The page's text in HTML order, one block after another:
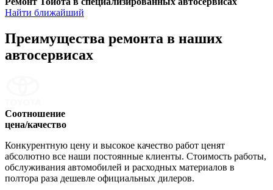
Найти ближайший
Преимущества ремонта в наших
автосервисах
Соотношение
цена/качество
Конкурентную цену и высокое качество работ ценят
абсолютно все наши постоянные клиенты. Стоимость работы,
обслуживания автомобилей и расходных материалов в
полтора раза дешевле официальных дилеров.